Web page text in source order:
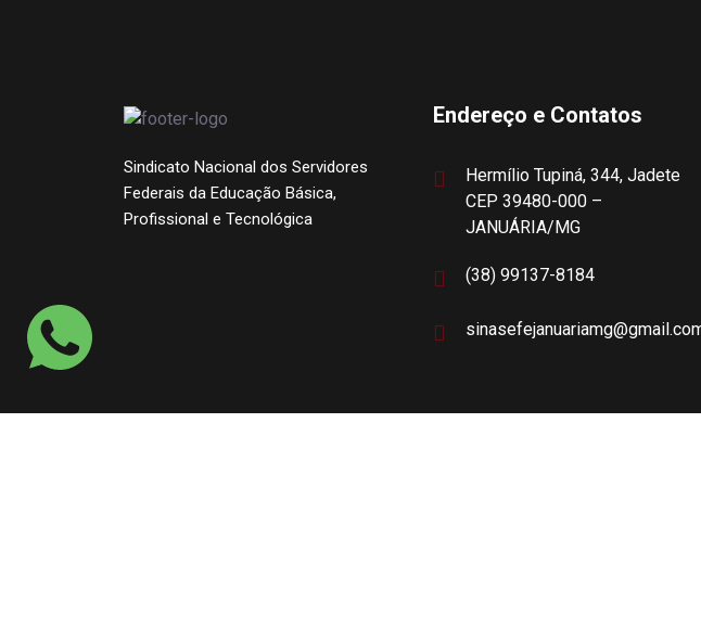
Sindicato Nacional dos Servidores
Federais da Educação Básica,
Profissional e Tecnológica
Endereço e Contatos
Hermílio Tupiná, 344, Jadete
CEP 39480-000 –
JANUÁRIA/MG
(38) 99137-8184